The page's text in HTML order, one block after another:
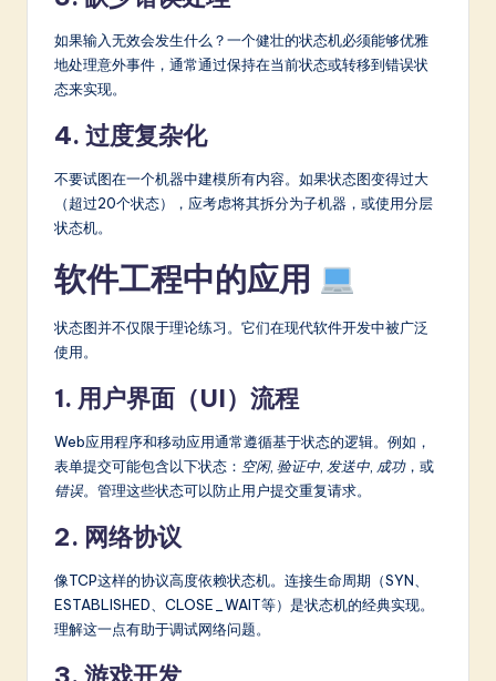
如果输入无效会发生什么？一个健壮的状态机必须能够优雅
地处理意外事件，通常通过保持在当前状态或转移到错误状
态来实现。
4. 过度复杂化
不要试图在一个机器中建模所有内容。如果状态图变得过大
（超过20个状态），应考虑将其拆分为子机器，或使用分层
状态机。
软件工程中的应用
状态图并不仅限于理论练习。它们在现代软件开发中被广泛
使用。
1. 用户界面（UI）流程
Web应用程序和移动应用通常遵循基于状态的逻辑。例如，
表单提交可能包含以下状态： 空闲, 验证中 发送中 成功，或
错误。管理这些状态可以防止用户提交重复请求。
2. 网络协议
像TCP这样的协议高度依赖状态机。连接生命周期（SYN、
ESTABLISHED、CLOSE_WAIT等）是状态机的经典实现。
理解这一点有助于调试网络问题。